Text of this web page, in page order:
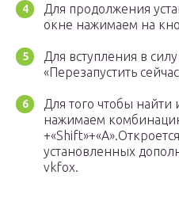
Для продолжения
окне нажимаем на
Для вступления в
«Перезапустить
Для того чтобы найти
нажимаем
установленных
vkfox.